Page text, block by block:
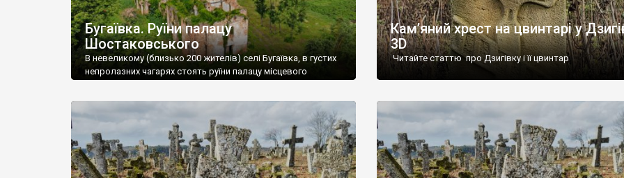
Бугаївка. Руїни палацу
Шостаковського
В невеликому (близько 200 жителів) селі Бугаївка, в густих
непролазних чагарях стоять руїни палацу місцевого
потім клуб, ще пізніше – гуртожиток. У 60-х роках минулого
століття тут розмістили туберкульозну лікарню. Коли із
палацу виїхала лікарня – ми точно не […]
Кам’яний хрест на цвинтарі у
3D
Читайте статтю про Дзигівку і її цвинтар